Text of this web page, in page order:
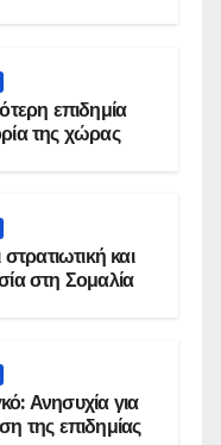
επιδημία
της χώρας
και
στη Σομαλία
Ανησυχία για
της επιδημίας